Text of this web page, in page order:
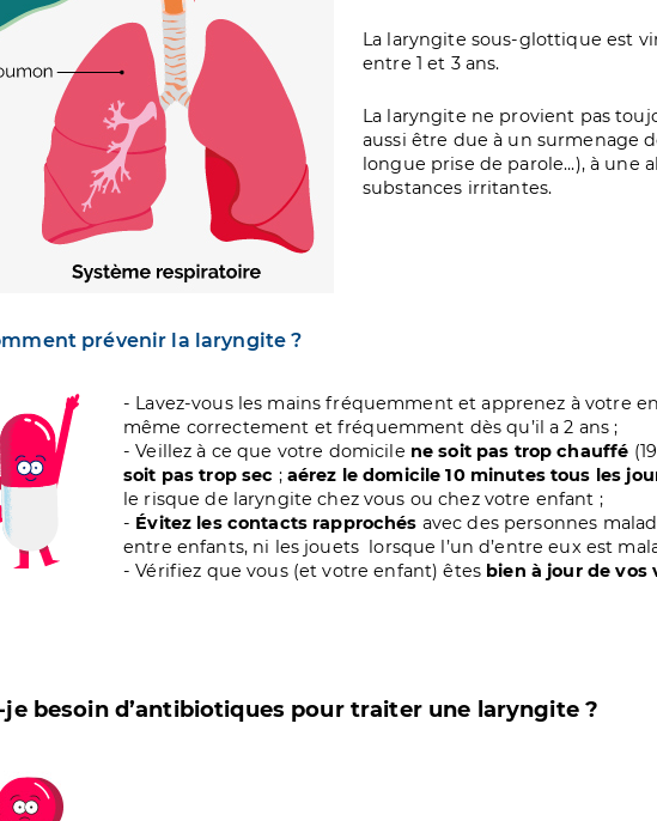
La laryngite sous-glottique est
entre 1 et 3 ans.
La laryngite ne provient pas
aussi être due à un surmenage
longue prise de parole...), à une
substances irritantes.
prévenir la laryngite ?
- Lavez-vous les mains fréquemment et apprenez à votre
même correctement et fréquemment dès qu’il a 2 ans ;
- Veillez à ce que votre domicile ne soit pas trop chauffé
soit pas trop sec ; aérez le domicile 10 minutes tous les
le risque de laryngite chez vous ou chez votre enfant ;
- Évitez les contacts rapprochés avec des personnes
entre enfants, ni les jouets lorsque l’un d’entre eux est
- Vérifiez que vous (et votre enfant) êtes bien à jour de vos
je besoin d’antibiotiques pour traiter une laryngite ?